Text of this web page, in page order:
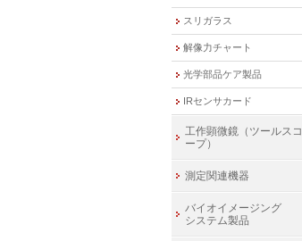
スリガラス
解像力チャート
光学部品ケア製品
IRセンサカード
工作顕微鏡（ツールスコ
ープ）
測定関連機器
バイオイメージング
システム製品